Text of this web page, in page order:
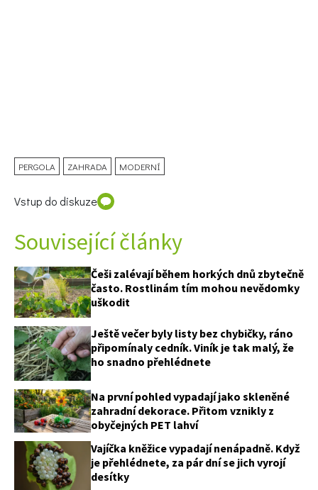
PERGOLA ZAHRADA MODERNÍ
Vstup do diskuze
Související články
Češi zalévají během horkých dnů zbytečně
často. Rostlinám tím mohou nevědomky
uškodit
Ještě večer byly listy bez chybičky, ráno
připomínaly cedník. Viník je tak malý, že
ho snadno přehlédnete
Na první pohled vypadají jako skleněné
zahradní dekorace. Přitom vznikly z
obyčejných PET lahví
Vajíčka kněžice vypadají nenápadně. Když
je přehlédnete, za pár dní se jich vyrojí
desítky